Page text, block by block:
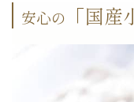
安心の 「国産